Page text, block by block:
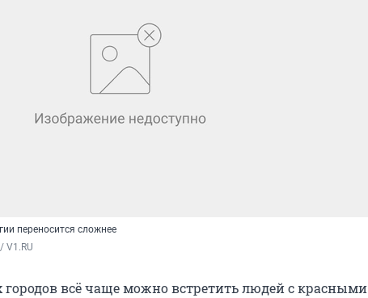
переносится сложнее
V1.RU
городов всё чаще можно встретить людей с красными